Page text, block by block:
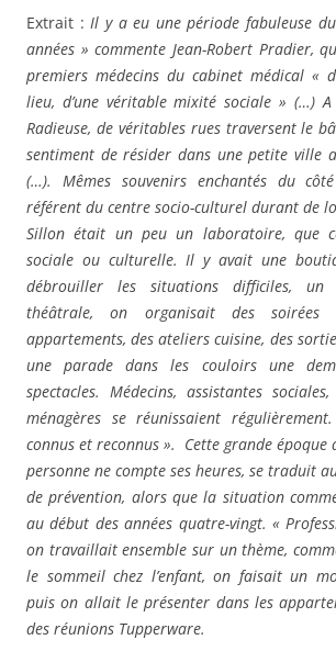
Extrait :Il y a eu une période fabuleuse
années » commente Jean-Robert Pradier,
premiers médecins du cabinet médical «
lieu, d’une véritable mixité sociale » (…)
Radieuse, de véritables rues traversent le
sentiment de résider dans une petite ville
(…). Mêmes souvenirs enchantés du
référent du centre socio-culturel durant de
Sillon était un peu un laboratoire, que
sociale ou culturelle. Il y avait une
débrouiller les situations difficiles,
théâtrale, on organisait des soirées
appartements, des ateliers cuisine, des
une parade dans les couloirs une
spectacles. Médecins, assistantes
ménagères se réunissaient
connus et reconnus ». Cette grande
personne ne compte ses heures, se traduit
de prévention, alors que la situation
au début des années quatre-vingt. «
on travaillait ensemble sur un thème,
le sommeil chez l’enfant, on faisait un
puis on allait le présenter dans les
des réunions Tupperware.